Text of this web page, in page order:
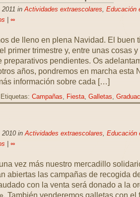
2011 inActividades extraescolares, Educación
∞
de lleno en plena Navidad. El buen
primer trimestre y, entre unas cosas y
preparativos pendientes. Os
años, pondremos en marcha esta
información sobre cada […]
Etiquetas: Campañas, Fiesta, Galletas,
2010 inActividades extraescolares, Educación
∞
vez más nuestro mercadillo
abiertas las campañas de recogida
con la venta será donado a la
También venderemos galletas con el